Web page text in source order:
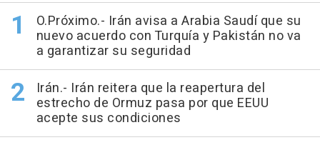
O.Próximo.- Irán avisa a Arabia Saudí que su
nuevo acuerdo con Turquía y Pakistán no va
a garantizar su seguridad
Irán.- Irán reitera que la reapertura del
estrecho de Ormuz pasa por que EEUU
acepte sus condiciones